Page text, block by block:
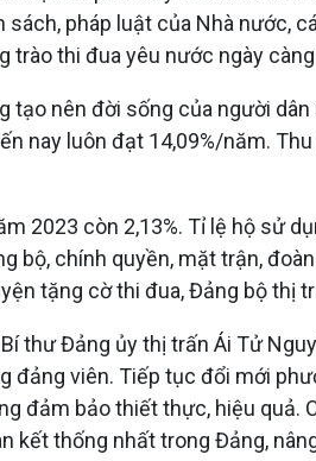
pháp luật của Nhà nước,
trào thi đua yêu nước ngày
tạo nên đời sống của người
nay luôn đạt 14,09%/năm.
2023 còn 2,13%. Tỉ lệ hộ sử
bộ, chính quyền, mặt trận,
tặng cờ thi đua, Đảng bộ thị
thư Đảng ủy thị trấn Ái Tử
đảng viên. Tiếp tục đổi mới
đảm bảo thiết thực, hiệu
kết thống nhất trong Đảng,